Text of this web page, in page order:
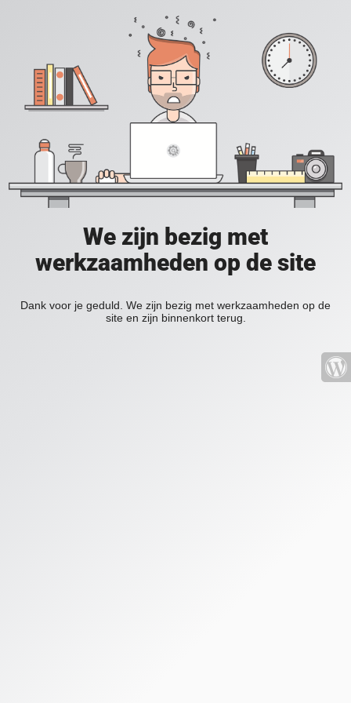
We zijn bezig met
werkzaamheden op de site
Dank voor je geduld. We zijn bezig met werkzaamheden op de
site en zijn binnenkort terug.